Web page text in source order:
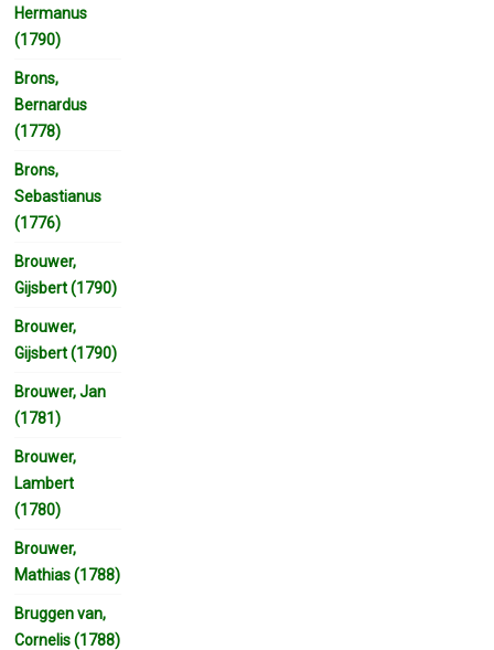
Hermanus
(1790)
Brons,
Bernardus
(1778)
Brons,
Sebastianus
(1776)
Brouwer,
Gijsbert (1790)
Brouwer,
Gijsbert (1790)
Brouwer, Jan
(1781)
Brouwer,
Lambert
(1780)
Brouwer,
Mathias (1788)
Bruggen van,
Cornelis (1788)